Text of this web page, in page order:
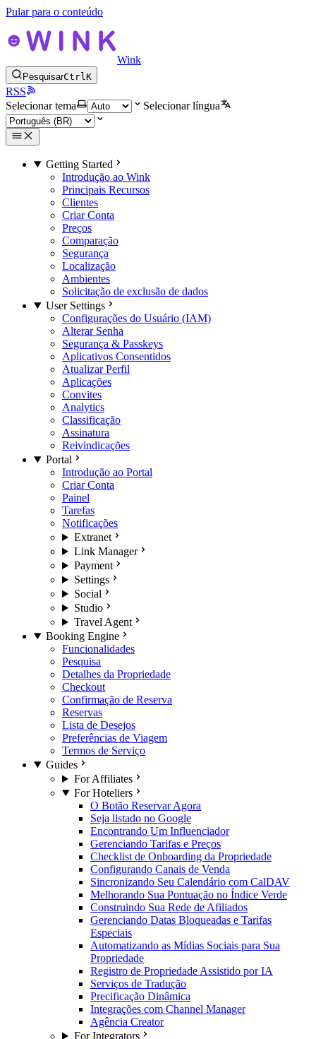
Pular para o conteúdo
Wink
PesquisarCtrlK
RSS
Selecionar tema
Selecionar língua
Getting Started
Introdução ao Wink
Principais Recursos
Clientes
Criar Conta
Preços
Comparação
Segurança
Localização
Ambientes
Solicitação de exclusão de dados
User Settings
Configurações do Usuário (IAM)
Alterar Senha
Segurança & Passkeys
Aplicativos Consentidos
Atualizar Perfil
Aplicações
Convites
Analytics
Classificação
Assinatura
Reivindicações
Portal
Introdução ao Portal
Criar Conta
Painel
Tarefas
Notificações
Extranet
Link Manager
Payment
Settings
Social
Studio
Travel Agent
Booking Engine
Funcionalidades
Pesquisa
Detalhes da Propriedade
Checkout
Confirmação de Reserva
Reservas
Lista de Desejos
Preferências de Viagem
Termos de Serviço
Guides
For Affiliates
For Hoteliers
O Botão Reservar Agora
Seja listado no Google
Encontrando Um Influenciador
Gerenciando Tarifas e Preços
Checklist de Onboarding da Propriedade
Configurando Canais de Venda
Sincronizando Seu Calendário com CalDAV
Melhorando Sua Pontuação no Índice Verde
Construindo Sua Rede de Afiliados
Gerenciando Datas Bloqueadas e Tarifas
Especiais
Automatizando as Mídias Sociais para Sua
Propriedade
Registro de Propriedade Assistido por IA
Serviços de Tradução
Precificação Dinâmica
Integrações com Channel Manager
Agência Creator
For Integrators